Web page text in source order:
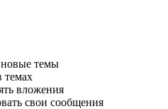
новые темы
темах
вложения
свои сообщения